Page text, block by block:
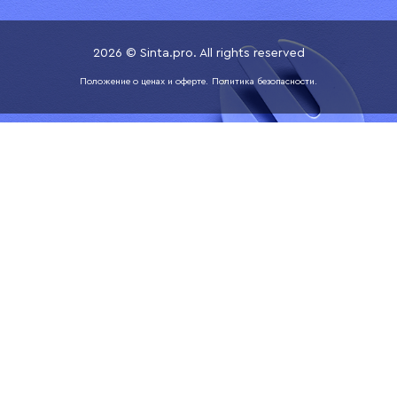
2026 © Sinta.pro. All rights reserved
Положение о ценах и оферте. Политика безопасности.